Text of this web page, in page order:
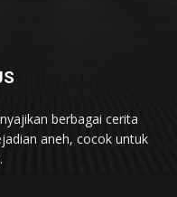
berbagai cerita
aneh, cocok untuk